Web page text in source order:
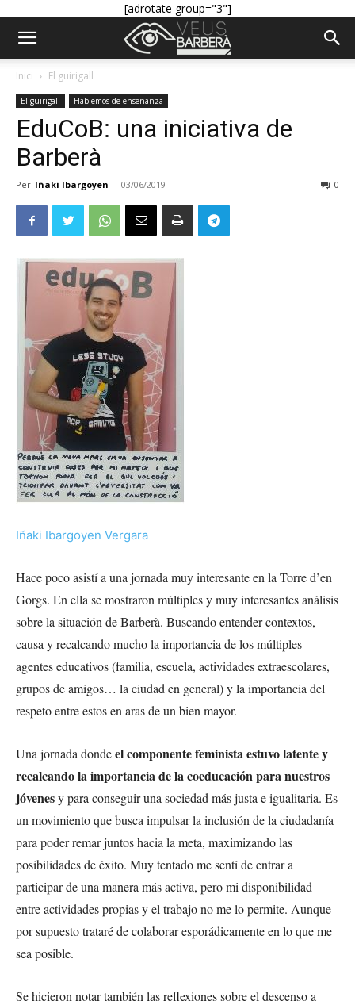
[adrotate group="3"]
Inici El guirigall
El guirigall Hablemos de enseñanza
EduCoB: una iniciativa de
Barberà
Per Iñaki Ibargoyen - 03/06/2019 0
Iñaki Ibargoyen Vergara
Hace poco asistí a una jornada muy interesante en la Torre d’en
Gorgs. En ella se mostraron múltiples y muy interesantes análisis
sobre la situación de Barberà. Buscando entender contextos,
causa y recalcando mucho la importancia de los múltiples
agentes educativos (familia, escuela, actividades extraescolares,
grupos de amigos… la ciudad en general) y la importancia del
respeto entre estos en aras de un bien mayor.
Una jornada dondeel componente feminista estuvo latente y
recalcando la importancia de la coeducación para nuestros
jóvenesy para conseguir una sociedad más justa e igualitaria. Es
un movimiento que busca impulsar la inclusión de la ciudadanía
para poder remar juntos hacia la meta, maximizando las
posibilidades de éxito. Muy tentado me sentí de entrar a
participar de una manera más activa, pero mi disponibilidad
entre actividades propias y el trabajo no me lo permite. Aunque
por supuesto trataré de colaborar esporádicamente en lo que me
sea posible.
Se hicieron notar también las reflexiones sobre el descenso a